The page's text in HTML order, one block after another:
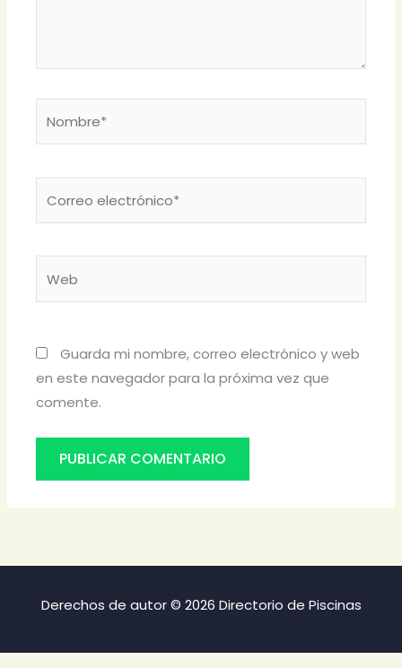
Guarda mi nombre, correo electrónico y web
en este navegador para la próxima vez que
comente.
Derechos de autor © 2026 Directorio de Piscinas